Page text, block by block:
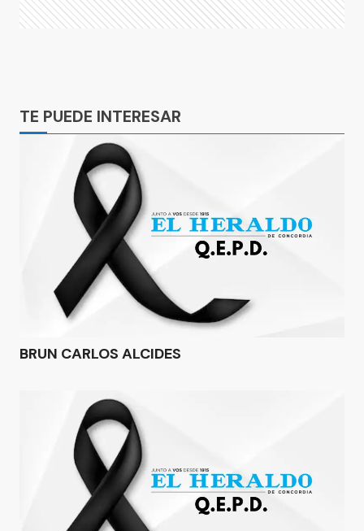
TE PUEDE INTERESAR
BRUN CARLOS ALCIDES